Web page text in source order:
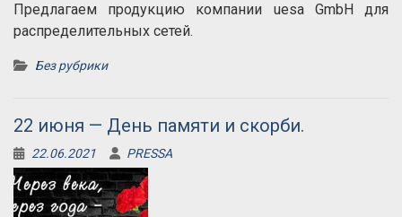
Предлагаем продукцию компании uesa GmbH для
распределительных сетей.
Без рубрики
22 июня — День памяти и скорби.
22.06.2021 PRESSA